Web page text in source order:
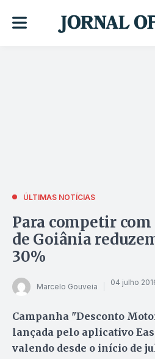
ÚLTIMAS NOTÍCIAS
Para competir
de Goiânia
30%
Marcelo Gouveia 04 julho
Campanha "Desconto
lançada pelo aplicativo
valendo desde o início de